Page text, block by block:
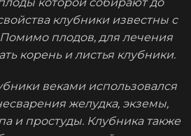
которой собирают до
клубники известны с
плодов, для лечения
корень и листья клубники.
веками использовался
желудка, экземы,
и простуды. Клубника также